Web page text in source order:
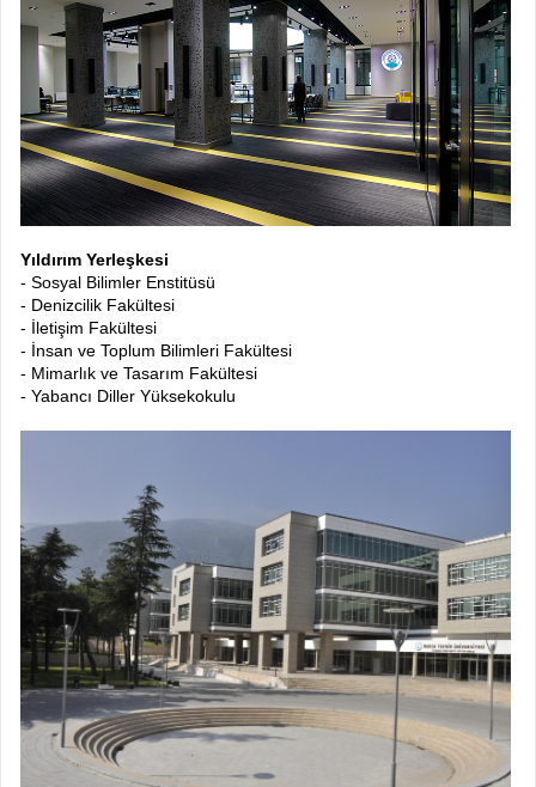
Yıldırım Yerleşkesi
- Sosyal Bilimler Enstitüsü
- Denizcilik Fakültesi
- İletişim Fakültesi
- İnsan ve Toplum Bilimleri Fakültesi
- Mimarlık ve Tasarım Fakültesi
- Yabancı Diller Yüksekokulu